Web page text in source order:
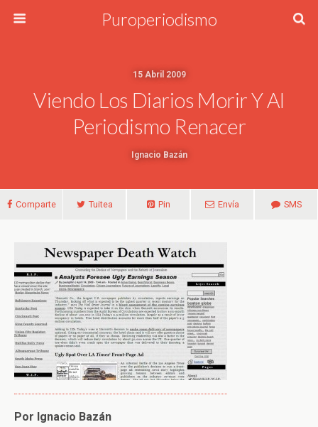
Puroperiodismo
15 Abril 2009
Viendo Los Diarios Morir Y Al
Periodismo Renacer
Ignacio Bazán
Comparte Tuitea Pin Envía SMS
Por Ignacio Bazán